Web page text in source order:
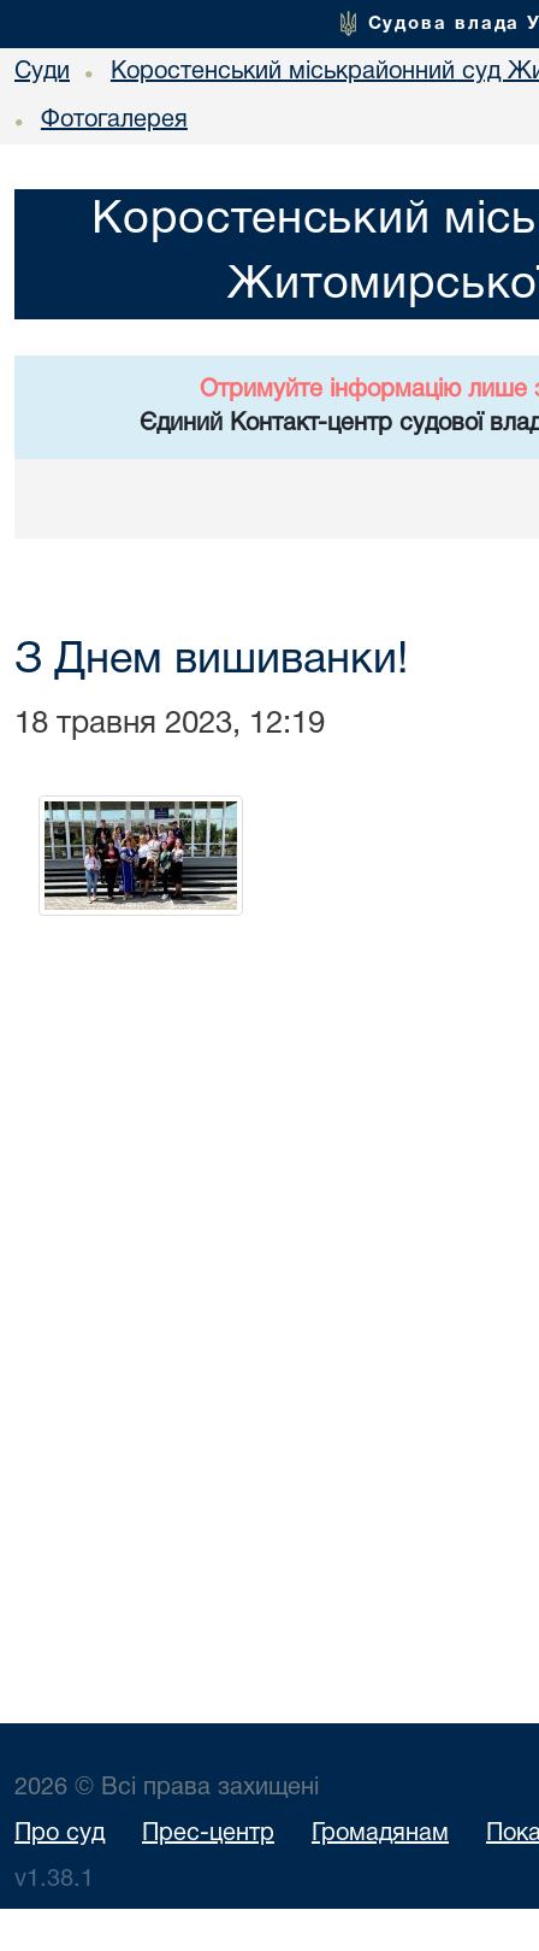
Судова влада
Суди • Коростенський міськрайонний суд
• Фотогалерея
Коростенський
Отримуйте інформацію лише
Єдиний Контакт-центр судової
З Днем вишиванки!
18 травня 2023, 12:19
2026 © Всі права захищені
Про суд Прес-центр Громадянам
v1.38.1